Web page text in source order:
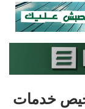
خدمات